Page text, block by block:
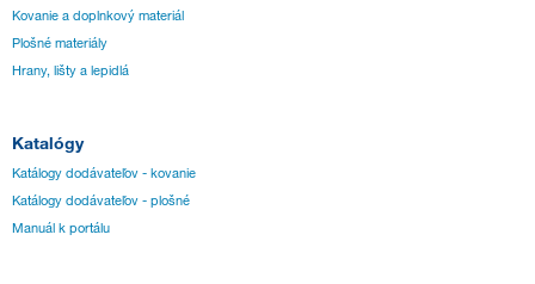
Kovanie a doplnkový materiál
Plošné materiály
Hrany, lišty a lepidlá
Katalógy
Katálogy dodávateľov - kovanie
Katálogy dodávateľov - plošné
Manuál k portálu